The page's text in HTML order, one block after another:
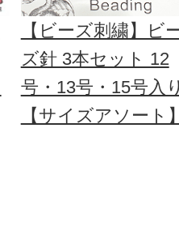
【ビーズ刺繍】ビ
ズ針 3本セット 12
号・13号・15号入
【サイズアソート